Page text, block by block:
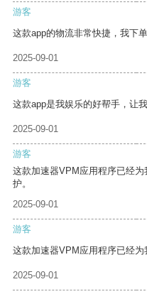
游客
这款app的物流非常快捷，我下
2025-09-01
游客
这款app是我娱乐的好帮手，让
2025-09-01
游客
这款加速器VPM应用程序已经
护。
2025-09-01
游客
这款加速器VPM应用程序已经为
2025-09-01